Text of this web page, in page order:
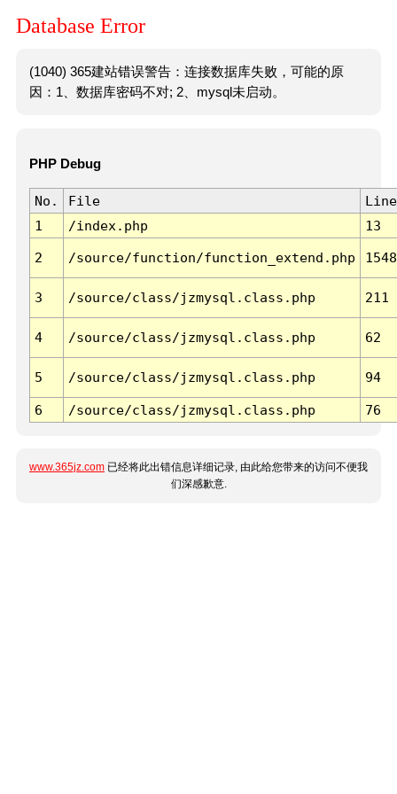
Database Error
(1040) 365建站错误警告：连接数据库失败，可能的原
因：1、数据库密码不对; 2、mysql未启动。
PHP Debug
No. File
Line
1
/index.php 13
2 /source/function/function_extend.php 1548
3 /source/class/jzmysql.class.php 211
4 /source/class/jzmysql.class.php 62
5 /source/class/jzmysql.class.php 94
6 /source/class/jzmysql.class.php 76
www.365jz.com 已经将此出错信息详细记录, 由此给您带来的访问不便我
们深感歉意.